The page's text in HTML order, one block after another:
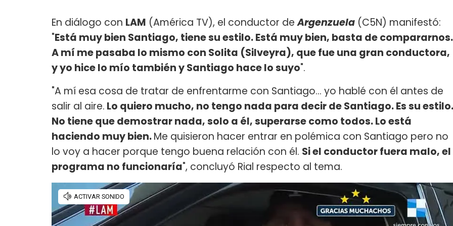
En diálogo con LAM (América TV), el conductor deArgenzuela (C5N) manifestó:
"Está muy bien Santiago, tiene su estilo. Está muy bien, basta de compararnos.
A mí me pasaba lo mismo con Solita (Silveyra), que fue una gran conductora,
y yo hice lo mío también y Santiago hace lo suyo".
"A mí esa cosa de tratar de enfrentarme con Santiago... yo hablé con él antes de
salir al aire. Lo quiero mucho, no tengo nada para decir de Santiago. Es su estilo.
No tiene que demostrar nada, solo a él, superarse como todos. Lo está
haciendo muy bien.Me quisieron hacer entrar en polémica con Santiago pero no
lo voy a hacer porque tengo buena relación con él. Si el conductor fuera malo, el
programa no funcionaría", concluyó Rial respecto al tema.